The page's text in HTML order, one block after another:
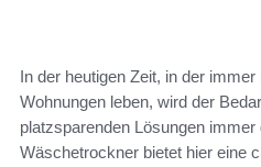
In der heutigen Zeit, in der
Wohnungen leben, wird der
platzsparenden Lösungen
Wäschetrockner bietet hier eine